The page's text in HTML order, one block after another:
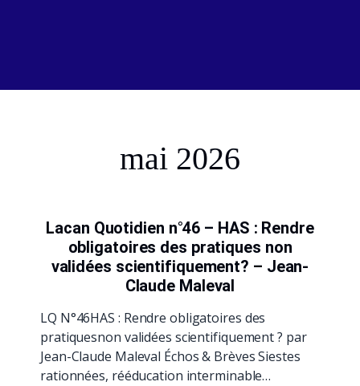
mai 2026
Lacan Quotidien n°46 – HAS : Rendre
obligatoires des pratiques non
validées scientifiquement? – Jean-
Claude Maleval
LQ N°46HAS : Rendre obligatoires des
pratiquesnon validées scientifiquement ? par
Jean-Claude Maleval Échos & Brèves Siestes
rationnées, rééducation interminable…